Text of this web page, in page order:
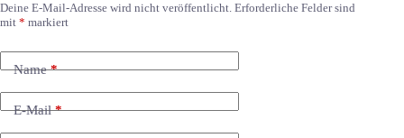
Deine E-Mail-Adresse wird nicht veröffentlicht. Erforderliche Felder sind
mit * markiert
Name*
E-Mail*